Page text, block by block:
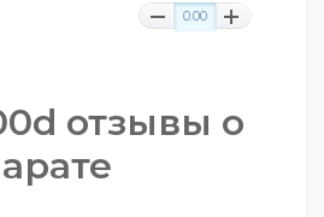
0.00
отзывы о